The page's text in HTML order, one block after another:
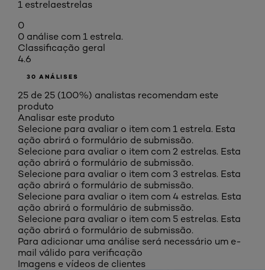
1 estrelaestrelas
0
0 análise com 1 estrela.
Classificação geral
4.6
30 ANÁLISES
25 de 25 (100%) analistas recomendam este
produto
Analisar este produto
Selecione para avaliar o item com 1 estrela. Esta
ação abrirá o formulário de submissão.
Selecione para avaliar o item com 2 estrelas. Esta
ação abrirá o formulário de submissão.
Selecione para avaliar o item com 3 estrelas. Esta
ação abrirá o formulário de submissão.
Selecione para avaliar o item com 4 estrelas. Esta
ação abrirá o formulário de submissão.
Selecione para avaliar o item com 5 estrelas. Esta
ação abrirá o formulário de submissão.
Para adicionar uma análise será necessário um e-
mail válido para verificação
Imagens e vídeos de clientes